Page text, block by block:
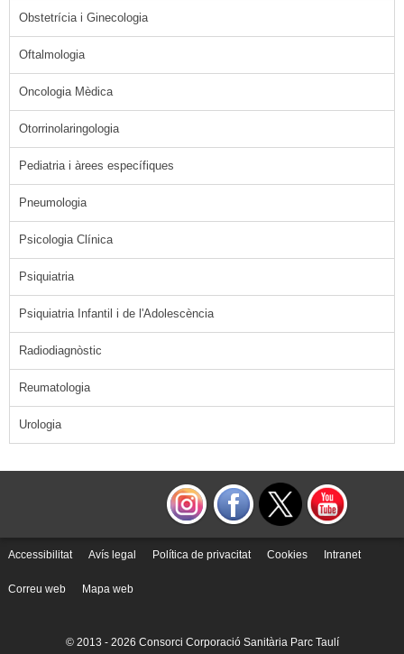
Obstetrícia i Ginecologia
Oftalmologia
Oncologia Mèdica
Otorrinolaringologia
Pediatria i àrees específiques
Pneumologia
Psicologia Clínica
Psiquiatria
Psiquiatria Infantil i de l'Adolescència
Radiodiagnòstic
Reumatologia
Urologia
Accessibilitat Avís legal Política de privacitat Cookies Intranet
Correu web Mapa web
© 2013 - 2026 Consorci Corporació Sanitària Parc Taulí